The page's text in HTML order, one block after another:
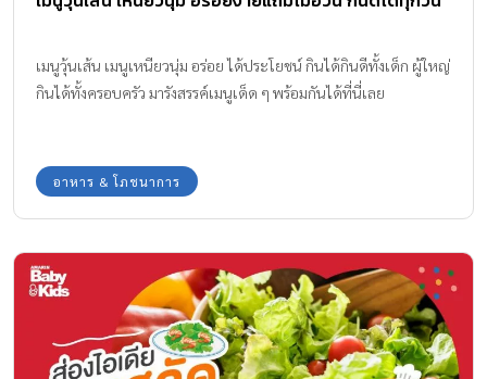
เมนูวุ้นเส้น เมนูเหนียวนุ่ม อร่อย ได้ประโยชน์ กินได้กินดีทั้งเด็ก ผู้ใหญ่
กินได้ทั้งครอบครัว มารังสรรค์เมนูเด็ด ๆ พร้อมกันได้ที่นี่เลย
อาหาร & โภชนาการ